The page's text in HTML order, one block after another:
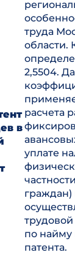
в
труда
области.
2,5504.
расчета
уплате
граждан)
трудовой
по найму
патента.